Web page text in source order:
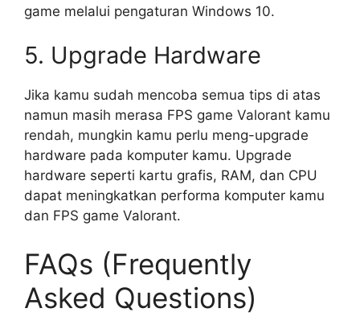
game melalui pengaturan Windows 10.
5. Upgrade Hardware
Jika kamu sudah mencoba semua tips di atas
namun masih merasa FPS game Valorant kamu
rendah, mungkin kamu perlu meng-upgrade
hardware pada komputer kamu. Upgrade
hardware seperti kartu grafis, RAM, dan CPU
dapat meningkatkan performa komputer kamu
dan FPS game Valorant.
FAQs (Frequently
Asked Questions)